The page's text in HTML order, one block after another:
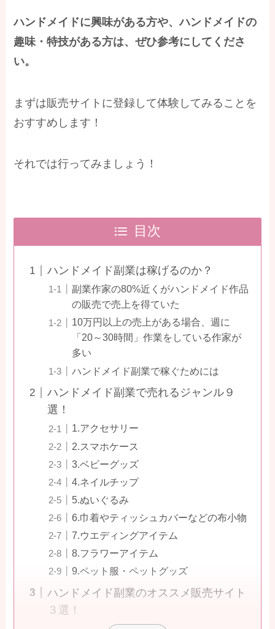
ハンドメイドに興味がある方や、ハンドメイドの
趣味・特技がある方は、ぜひ参考にしてくださ
い。
まずは販売サイトに登録して体験してみることを
おすすめします！
それでは行ってみましょう！
目次
ハンドメイド副業は稼げるのか？
副業作家の80%近くがハンドメイド作品
の販売で売上を得ていた
10万円以上の売上がある場合、週に
「20～30時間」作業をしている作家が
多い
ハンドメイド副業で稼ぐためには
ハンドメイド副業で売れるジャンル９
選！
1.アクセサリー
2.スマホケース
3.ベビーグッズ
4.ネイルチップ
5.ぬいぐるみ
6.巾着やティッシュカバーなどの布小物
7.ウエディングアイテム
8.フラワーアイテム
9.ペット服・ペットグッズ
ハンドメイド副業のオススメ販売サイト
３選！